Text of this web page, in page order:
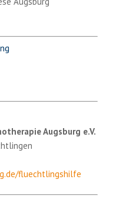
Augsburg e.V.
fluechtlingshilfe